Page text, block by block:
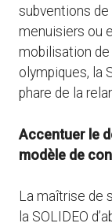
subventions de
menuisiers ou
mobilisation
olympiques, la
phare de la
Accentuer le
modèle de
La maîtrise de
la SOLIDEO